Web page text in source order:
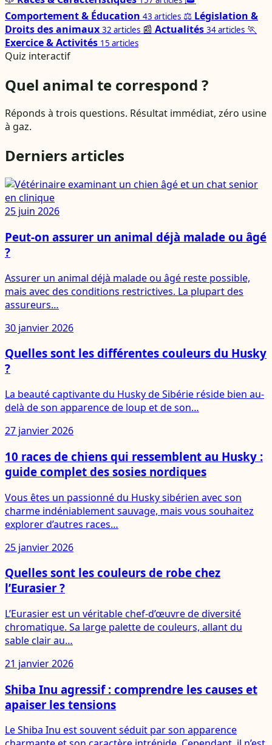
Comportement & Éducation 43 articles ⚖️ Législation &
Droits des animaux 32 articles 📰 Actualités 34 articles 🏃
Exercice & Activités 15 articles
Quiz interactif
Quel animal te correspond ?
Réponds à trois questions. Résultat immédiat, zéro usine
à gaz.
Derniers articles
25 juin 2026
Peut-on assurer un animal déjà malade ou âgé
?
Assurer un animal déjà malade ou âgé reste possible,
mais avec des conditions restrictives. La plupart des
assureurs…
30 janvier 2026
Quelles sont les différentes couleurs du Husky
?
La beauté captivante du Husky de Sibérie réside bien au-
delà de son apparence de loup et de son…
27 janvier 2026
10 races de chiens qui ressemblent au Husky :
guide complet des sosies nordiques
Vous êtes un passionné du Husky sibérien avec son
charme indéniablement sauvage, mais vous souhaitez
explorer d’autres races…
25 janvier 2026
Quelles sont les couleurs de robe chez
l’Eurasier ?
L’Eurasier est un véritable chef-d’œuvre de diversité
chromatique. Sa large palette de couleurs, allant du
sable clair au…
21 janvier 2026
Shiba Inu agressif : comprendre les causes et
apaiser les tensions
Le Shiba Inu est souvent séduit par son apparence